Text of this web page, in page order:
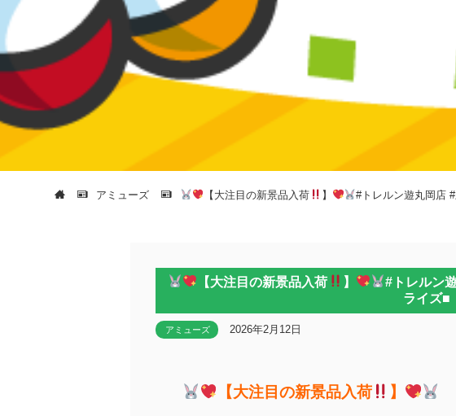
アミューズ 【大注目の新景品入荷 】 #トレルン遊丸岡店
【大注目の新景品入荷 】
#トレルン
ライズ■
アミューズ 2026年2月12日
【大注目の新景品入荷 】